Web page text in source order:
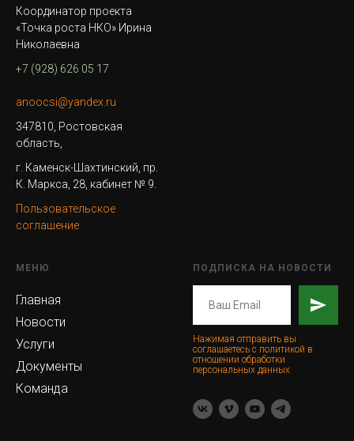
Координатор проекта
«Точка роста НКО» Ирина
Николаевна
+7 (928) 626 05 17
anoocsi@yandex.ru
347810, Ростовская
область,
г. Каменск-Шахтинский, пр.
К. Маркса, 28, кабинет № 9.
Пользовательское
соглашение
МЕНЮ
Главная
Новости
Услуги
Документы
Команда
ПОДПИСКА НА НОВОСТИ
Нажимая отправить вы
соглашаетесь с политикой в
отношении обработки
персональных данных